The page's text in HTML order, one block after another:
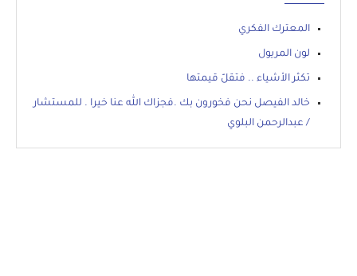
المعترك الفكري
لون المريول
تكثر الأشياء .. فتقلّ قيمتها
خالد الفيصل نحن فخورون بك .فجزاك الله عنا خيرا . للمستشار
/ عبدالرحمن البلوي